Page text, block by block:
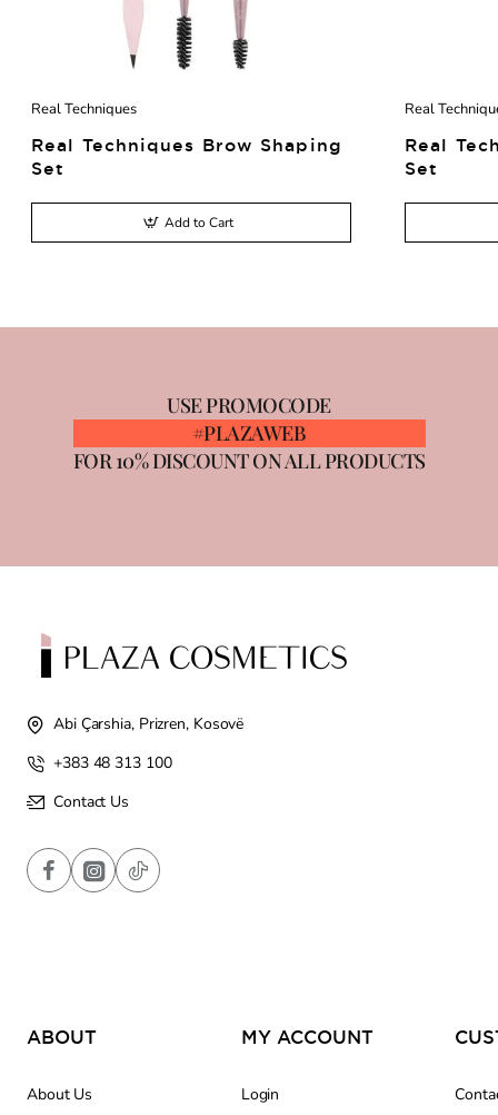
Real Techniques
Real Techniques Brow Shaping
Set
Add to Cart
Real
Real
Set
USE PROMOCODE
#PLAZAWEB
FOR 10% DISCOUNT ON ALL PRODUCTS
Abi Çarshia, Prizren, Kosovë
+383 48 313 100
Contact Us
ABOUT
About Us
MY ACCOUNT
Login